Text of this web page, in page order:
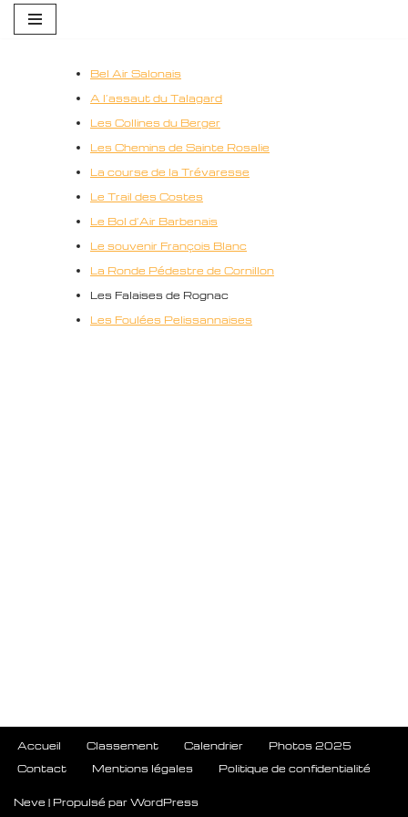
Bel Air Salonais
A l’assaut du Talagard
Les Collines du Berger
Les Chemins de Sainte Rosalie
La course de la Trévaresse
Le Trail des Costes
Le Bol d’Air Barbenais
Le souvenir François Blanc
La Ronde Pédestre de Cornillon
Les Falaises de Rognac
Les Foulées Pelissannaises
Accueil Classement Calendrier
Photos 2025
Contact
Mentions légales Politique de confidentialité
Neve | Propulsé par WordPress